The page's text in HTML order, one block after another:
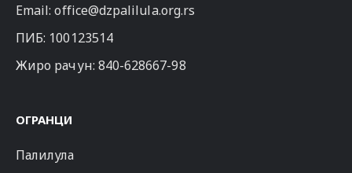
Email:office@dzpalilula.org.rs
ПИБ: 100123514
Жиро рачун: 840-628667-98
ОГРАНЦИ
Палилула